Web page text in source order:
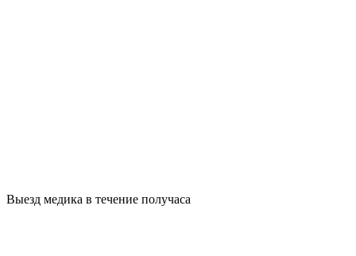
Выезд медика в течение получаса